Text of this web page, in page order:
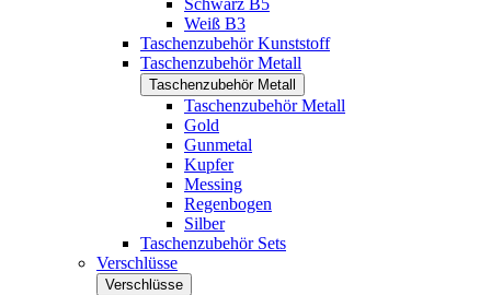
Schwarz B5
Weiß B3
Taschenzubehör Kunststoff
Taschenzubehör Metall
Taschenzubehör Metall
Taschenzubehör Metall
Gold
Gunmetal
Kupfer
Messing
Regenbogen
Silber
Taschenzubehör Sets
Verschlüsse
Verschlüsse